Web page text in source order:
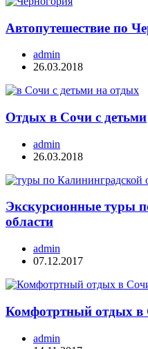
Автопутешествие по
admin
26.03.2018
Отдых в Сочи с детьми
admin
26.03.2018
Экскурсионные туры
области
admin
07.12.2017
Комфотртный отдых в
admin